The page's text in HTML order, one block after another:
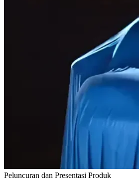
Peluncuran dan Presentasi Produk